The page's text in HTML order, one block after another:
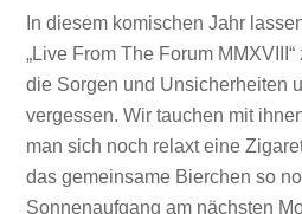
In diesem komischen Jahr
„Live From The Forum
die Sorgen und Unsicherheiten
vergessen. Wir tauchen mit
man sich noch relaxt eine
das gemeinsame Bierchen so
Sonnenaufgang am nächsten